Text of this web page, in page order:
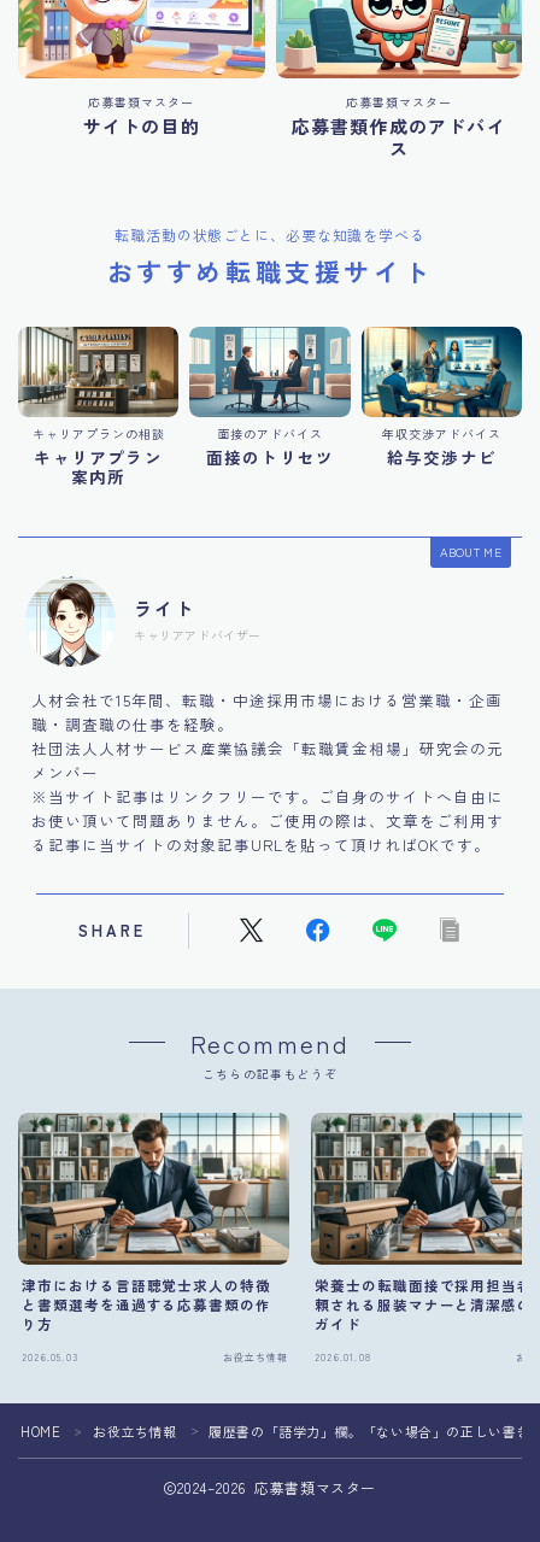
応募書類マスター
サイトの目的
応募書類マスター
応募書類作成のアドバイ
ス
転職活動の状態ごとに、必要な知識を学べる
おすすめ転職支援サイト
キャリアプランの相談
キャリアプラン
案内所
面接のアドバイス
面接のトリセツ
年収交渉アドバイス
給与交渉ナビ
ABOUT ME
ライト
キャリアアドバイザー
人材会社で15年間、転職・中途採用市場における営業職・企画
職・調査職の仕事を経験。
社団法人人材サービス産業協議会「転職賃金相場」研究会の元
メンバー
※当サイト記事はリンクフリーです。ご自身のサイトへ自由に
お使い頂いて問題ありません。ご使用の際は、文章をご利用す
る記事に当サイトの対象記事URLを貼って頂ければOKです。
SHARE
Recommend
こちらの記事もどうぞ
津市における言語聴覚士求人の特徴
と書類選考を通過する応募書類の作
り方
2026.05.03 お役立ち情報
栄養士の転職面接で採用担当者
頼される服装マナーと清潔感の
ガイド
2026.01.08 お
HOME ＞ お役立ち情報 ＞ 履歴書の「語学力」欄。「ない場合」の正しい書き
2024–2026 応募書類マスター